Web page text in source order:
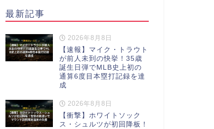
最新記事
2026年8月8日
【速報】マイク・トラウト
が前人未到の快挙！35歳
誕生日弾でMLB史上初の
通算6度目本塁打記録を達
成
2026年8月8日
【衝撃】ホワイトソック
ス・シュルツが初回降板！